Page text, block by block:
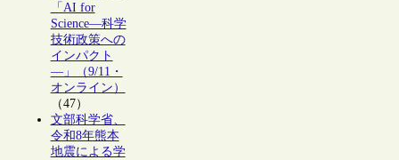
「AI for
Science―科学
技術政策への
インパクト
―」（9/11・
オンライン）
（47）
文部科学省、
令和8年熊本
地震による学